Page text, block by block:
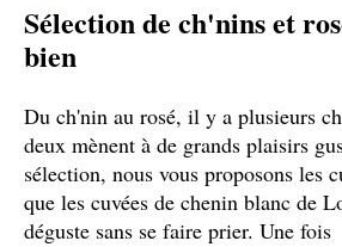
Sélection de ch'nins et
bien
Du ch'nin au rosé, il y a plusieurs
deux mènent à de grands plaisirs
sélection, nous vous proposons les
que les cuvées de chenin blanc de
déguste sans se faire prier. Une fois